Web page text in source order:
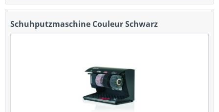
Schuhputzmaschine Couleur Schwarz